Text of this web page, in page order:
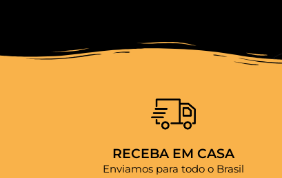
RECEBA EM CASA
Enviamos para todo o Brasil